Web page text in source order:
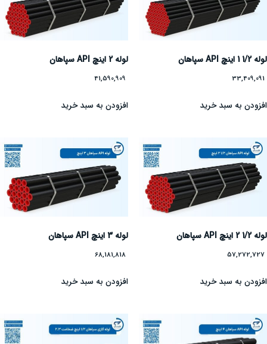
لوله 1/2 1 اینچ API سپاهان
33,409,091
افزودن به سبد خرید
لوله 2 اینچ API سپاهان
41,590,909
افزودن به سبد خرید
لوله 1/2 2 اینچ API سپاهان
57,272,727
افزودن به سبد خرید
لوله 3 اینچ API سپاهان
68,181,818
افزودن به سبد خرید